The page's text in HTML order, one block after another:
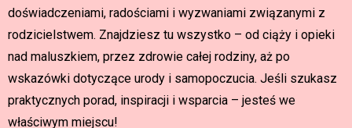
doświadczeniami, radościami i wyzwaniami związanymi z
rodzicielstwem. Znajdziesz tu wszystko – od ciąży i opieki
nad maluszkiem, przez zdrowie całej rodziny, aż po
wskazówki dotyczące urody i samopoczucia. Jeśli szukasz
praktycznych porad, inspiracji i wsparcia – jesteś we
właściwym miejscu!